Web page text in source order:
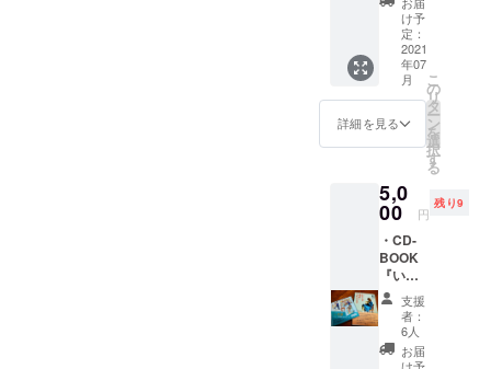
柄はお
任せく
ださ
い。
※CD-
BOOK
、ポス
はいた
だいて
いま
す。
子・
奈々子
著
※A5サ
イズ、
225ペー
ジ ・小
冊子
『わた
直にな
れると
き―続
編第10
章－』
・和紙
人形ポ
スト
カード
（1枚）
※図柄は
け予
定：
2021
年07
月
詳細を見る
こ
の
リ
タ
ー
ン
を
選
択
す
る
5,0
00 円
残り9
・CD‐
BOOK
『いの
ちのこ
とばで
一行
詩』
（声優
支援
者：
6人
お届